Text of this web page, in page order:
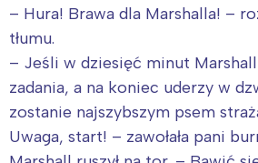
– Hura! Brawa dla Marshalla! –
tłumu.
– Jeśli w dziesięć minut
zadania, a na koniec uderzy w
zostanie najszybszym psem
Uwaga, start! – zawołała pani